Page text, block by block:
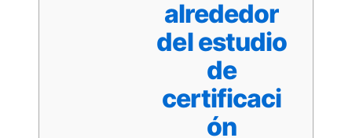
alrededor
del estudio
de
certificaci
ón